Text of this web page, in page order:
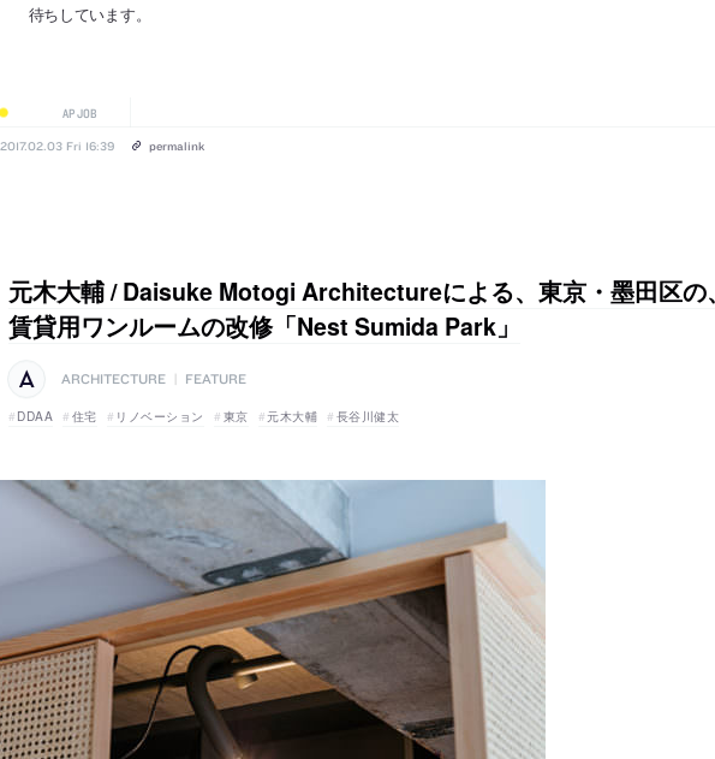
待ちしています。
AP JOB
2017.02.03 Fri 16:39 permalink
元木大輔 / Daisuke Motogi Architectureによる、東京・墨田区の、
賃貸用ワンルームの改修「Nest Sumida Park」
ARCHITECTURE FEATURE
DDAA 住宅 リノベーション 東京 元木大輔 長谷川健太